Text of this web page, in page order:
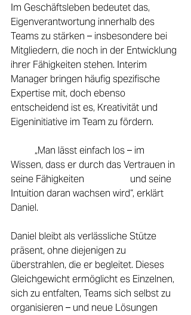
Im Geschäftsleben bedeutet das,
Eigenverantwortung innerhalb des
Teams zu stärken – insbesondere bei
Mitgliedern, die noch in der Entwicklung
ihrer Fähigkeiten stehen. Interim
Manager bringen häufig spezifische
Expertise mit, doch ebenso
entscheidend ist es, Kreativität und
Eigeninitiative im Team zu fördern.
Wissen, dass er durch das Vertrauen in
seine Fähigkeiten 		und seine
Intuition daran wachsen wird“, erklärt
Daniel.
Daniel bleibt als verlässliche Stütze
präsent, ohne diejenigen zu
überstrahlen, die er begleitet. Dieses
Gleichgewicht ermöglicht es Einzelnen,
sich zu entfalten, Teams sich selbst zu
organisieren – und neue Lösungen